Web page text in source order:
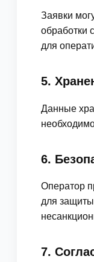
Заявки
обработки
для
5.
Данные
6.
Оператор
для
7.